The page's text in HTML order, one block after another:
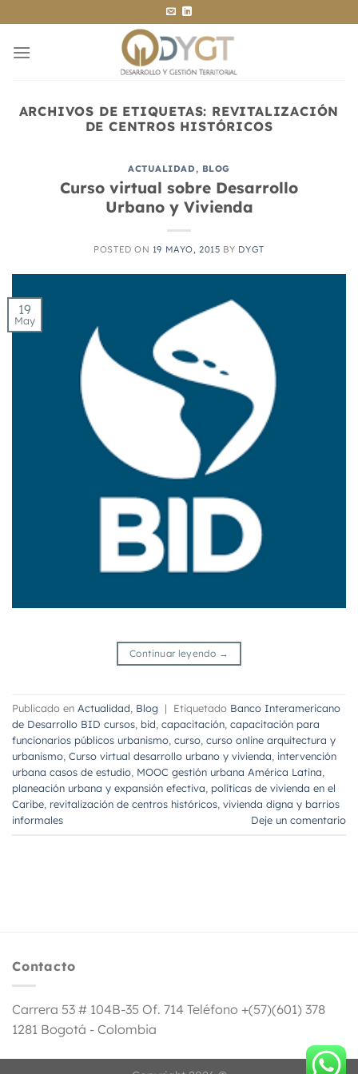
al
contenido
ARCHIVOS DE ETIQUETAS: REVITALIZACIÓN
DE CENTROS HISTÓRICOS
ACTUALIDAD, BLOG
Curso virtual sobre Desarrollo
Urbano y Vivienda
POSTED ON 19 MAYO, 2015 BY DYGT
19
May
Continuar leyendo →
Publicado en Actualidad Blog | Etiquetado Banco Interamericano
de Desarrollo BID cursos bid capacitación capacitación para
funcionarios públicos urbanismo curso curso online arquitectura y
urbanismo Curso virtual desarrollo urbano y vivienda intervención
urbana casos de estudio MOOC gestión urbana América Latina
planeación urbana y expansión efectiva políticas de vivienda en el
Caribe revitalización de centros históricos vivienda digna y barrios
informales
Deje un comentario
Contacto
Carrera 53 # 104B-35 Of. 714 Teléfono +(57)(601) 378
1281 Bogotá - Colombia